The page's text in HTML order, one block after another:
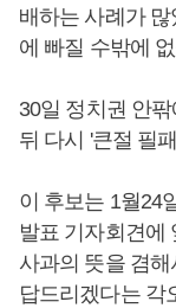
배하는 사례가
에 빠질 수밖에
30일 정치권 안
뒤 다시 '큰절 필
이 후보는 1월24
발표 기자회견에
사과의 뜻을 겸
답드리겠다는 각